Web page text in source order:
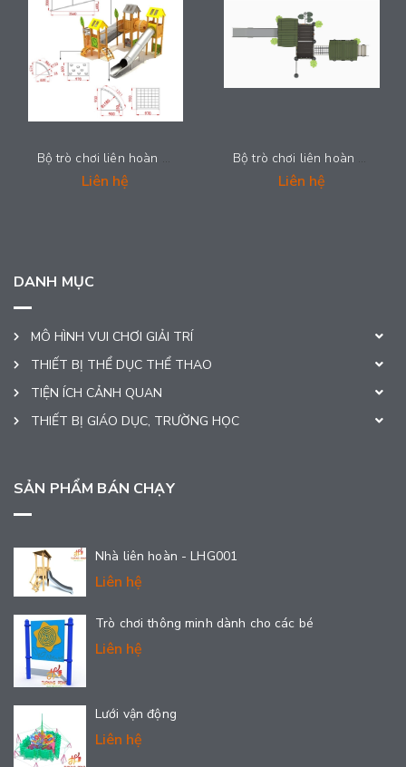
Bộ trò chơi liên hoàn cầu trượt - 2025-LH022
Liên hệ
Bộ trò chơi liên hoàn cầu trượt - 2025-LH019
Liên hệ
DANH MỤC
MÔ HÌNH VUI CHƠI GIẢI TRÍ
THIẾT BỊ THỂ DỤC THỂ THAO
TIỆN ÍCH CẢNH QUAN
THIẾT BỊ GIÁO DỤC, TRƯỜNG HỌC
SẢN PHẨM BÁN CHẠY
Nhà liên hoàn - LHG001
Liên hệ
Trò chơi thông minh dành cho các bé
Liên hệ
Lưới vận động
Liên hệ